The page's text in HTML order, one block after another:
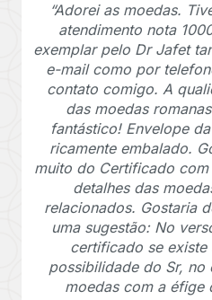
“Adorei as moedas.
atendimento nota
exemplar pelo Dr Jafet
e-mail como por
contato comigo. A
das moedas
fantástico! Envelope
ricamente embalado.
muito do Certificado
detalhes das
relacionados. Gostaria
uma sugestão: No
certificado se existe
possibilidade do Sr, no
moedas com a éfige